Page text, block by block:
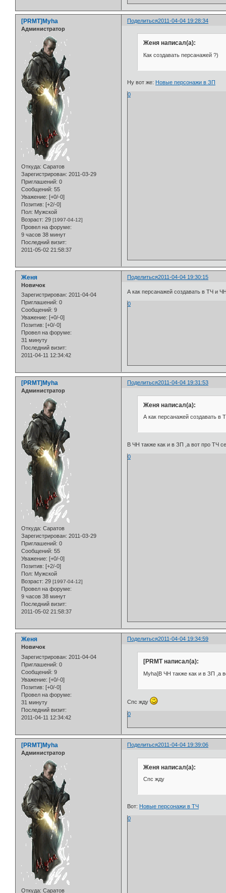
Поделиться2011-04-04 19:28:34
[PRMT]Myha
Администратор
Откуда: Саратов
Зарегистрирован: 2011-03-29
Приглашений: 0
Сообщений: 55
Уважение: [+0/-0]
Позитив: [+2/-0]
Пол: Мужской
Возраст: 29 [1997-04-12]
Провел на форуме:
9 часов 38 минут
Последний визит:
2011-05-02 21:58:37
Женя написал(а):
Как создавать персанажей ?)
Ну вот же: Новые персонажи в ЗП
0
Поделиться2011-04-04 19:30:15
Женя
Новичок
Зарегистрирован: 2011-04-04
Приглашений: 0
Сообщений: 9
Уважение: [+0/-0]
Позитив: [+0/-0]
Провел на форуме:
31 минуту
Последний визит:
2011-04-11 12:34:42
А как персанажей создавать в ТЧ и
0
Поделиться2011-04-04 19:31:53
[PRMT]Myha
Администратор
Откуда: Саратов
Зарегистрирован: 2011-03-29
Приглашений: 0
Сообщений: 55
Уважение: [+0/-0]
Позитив: [+2/-0]
Пол: Мужской
Возраст: 29 [1997-04-12]
Провел на форуме:
9 часов 38 минут
Последний визит:
2011-05-02 21:58:37
Женя написал(а):
А как персанажей создавать в
В ЧН также как и в ЗП ,а вот про ТЧ
0
Поделиться2011-04-04 19:34:59
Женя
Новичок
Зарегистрирован: 2011-04-04
Приглашений: 0
Сообщений: 9
Уважение: [+0/-0]
Позитив: [+0/-0]
Провел на форуме:
31 минуту
Последний визит:
2011-04-11 12:34:42
[PRMT написал(а):
Myha]В ЧН также как и в ЗП ,а
Спс жду
0
Поделиться2011-04-04 19:39:06
[PRMT]Myha
Администратор
Откуда: Саратов
Женя написал(а):
Спс жду
Вот: Новые персонажи в ТЧ
0